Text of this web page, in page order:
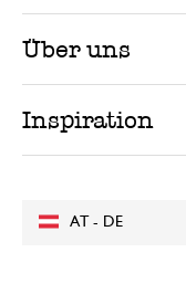
AT - DE
Über uns
Inspiration